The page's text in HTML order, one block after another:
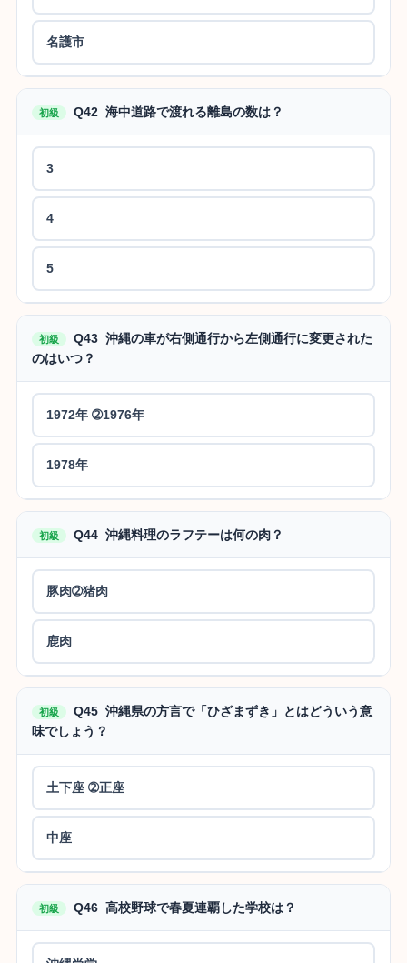
名護市
初級 Q42 海中道路で渡れる離島の数は？
3
4
5
初級
Q43 沖縄の車が右側通行から左側通行に変更された
のはいつ？
1972年 ➁1976年
1978年
初級 Q44 沖縄料理のラフテーは何の肉？
豚肉➁猪肉
鹿肉
初級
Q45 沖縄県の方言で「ひざまずき」とはどういう意
味でしょう？
土下座 ➁正座
中座
初級 Q46 高校野球で春夏連覇した学校は？